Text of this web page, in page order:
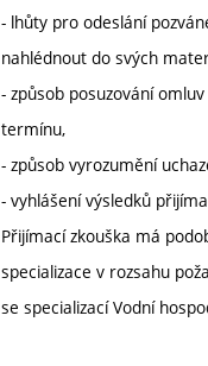
- lhůty pro odeslání
nahlédnout do svých
- způsob posuzování
termínu,
- způsob vyrozumění
- vyhlášení výsledků
Přijímací zkouška má
specializace v rozsahu
se specializací Vodní